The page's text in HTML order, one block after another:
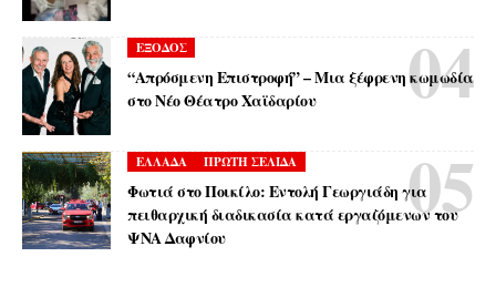
ΕΞΟΔΟΣ
“Απρόσμενη Επιστροφή” – Μια ξέφρενη κωμωδία
στο Νέο Θέατρο Χαϊδαρίου
ΕΛΛΑΔΑ ΠΡΩΤΗ ΣΕΛΙΔΑ
Φωτιά στο Ποικίλο: Εντολή Γεωργιάδη για
πειθαρχική διαδικασία κατά εργαζόμενων του
ΨΝΑ Δαφνίου